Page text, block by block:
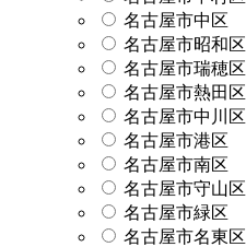
名古屋市中区
名古屋市昭和区
名古屋市瑞穂区
名古屋市熱田区
名古屋市中川区
名古屋市港区
名古屋市南区
名古屋市守山区
名古屋市緑区
名古屋市名東区